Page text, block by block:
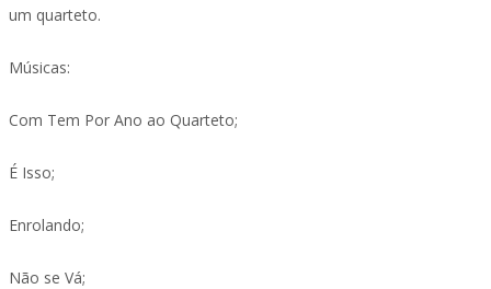
um quarteto.
Músicas:
Com Tem Por Ano ao Quarteto;
É Isso;
Enrolando;
Não se Vá;